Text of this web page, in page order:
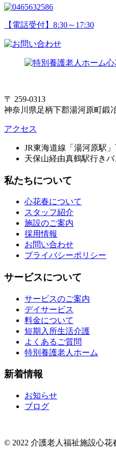
【電話受付】8:30～17:30
〒 259-0313
神奈川県足柄下郡湯河原町鍛
アクセス
JR東海道線「湯河原駅
天保山経由真鶴駅行き
私たちについて
心花春について
スタッフ紹介
施設のご案内
採用情報
お問い合わせ
プライバシーポリシー
サービスについて
サービスのご案内
デイサービス
料金について
短期入所生活介護
よくあるご質問
特別養護老人ホーム
新着情報
お知らせ
ブログ
© 2022 介護老人福祉施設心花